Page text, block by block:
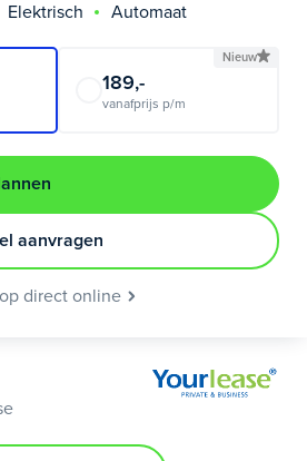
Elektrisch Automaat
Nieuw
189,-
vanafprijs p/m
aanvragen
direct online